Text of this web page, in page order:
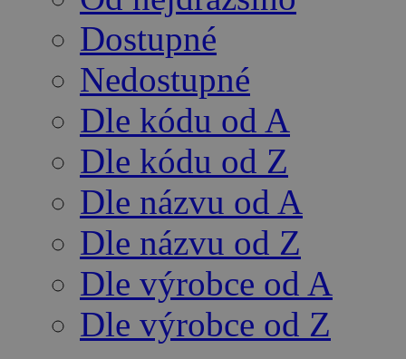
Dostupné
Nedostupné
Dle kódu od A
Dle kódu od Z
Dle názvu od A
Dle názvu od Z
Dle výrobce od A
Dle výrobce od Z